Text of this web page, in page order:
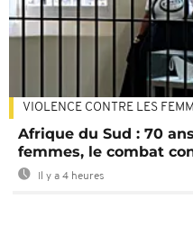
VIOLENCE CONTRE LES
Afrique du Sud : 70
femmes, le combat
Il y a 4 heures